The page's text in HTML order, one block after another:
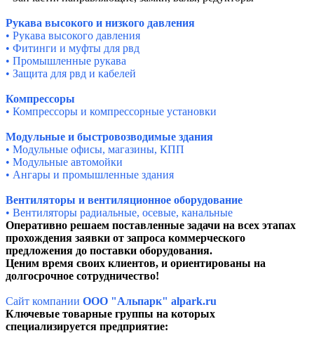
Рукава высокого и низкого давления
• Рукава высокого давления
• Фитинги и муфты для рвд
• Промышленные рукава
• Защита для рвд и кабелей
Компрессоры
• Компрессоры и компрессорные установки
Модульные и быстровозводимые здания
• Модульные офисы, магазины, КПП
• Модульные автомойки
• Ангары и промышленные здания
Вентиляторы и вентиляционное оборудование
• Вентиляторы радиальные, осевые, канальные
Оперативно решаем поставленные задачи на всех этапах
прохождения заявки от запроса коммерческого
предложения до поставки оборудования.
Ценим время своих клиентов, и ориентированы на
долгосрочное сотрудничество!
Сайт компании ООО "Альпарк" alpark.ru
Ключевые товарные группы на которых
специализируется предприятие: